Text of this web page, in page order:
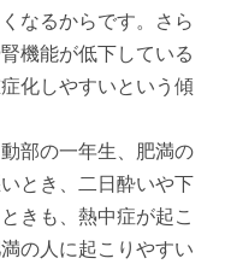
なるからです。さら
機能が低下している
化しやすいという傾
部の一年生、肥満の
とき、二日酔いや下
きも、熱中症が起こ
の人に起こりやすい